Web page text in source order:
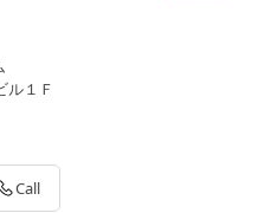
ル１Ｆ
Call